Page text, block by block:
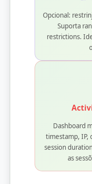
Opcional:
Suporta
restrictions.
Dashboard
timestamp, IP,
session
as